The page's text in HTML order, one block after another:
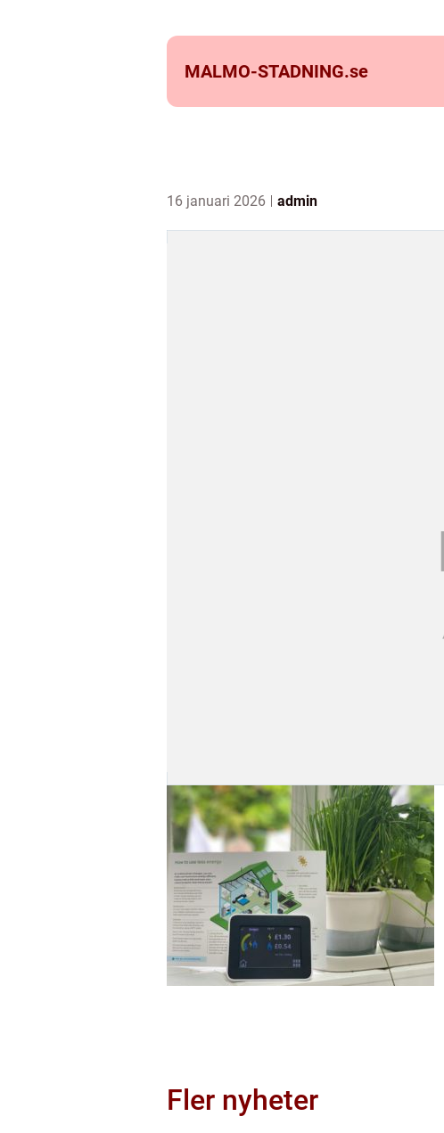
MALMO-STADNING.se
16 januari 2026 admin
Fler nyheter